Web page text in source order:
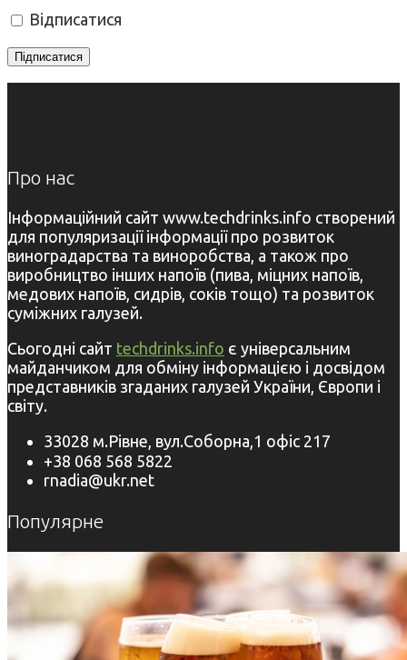
Відписатися
Про нас
Інформаційний сайт www.techdrinks.info створений
для популяризації інформації про розвиток
виноградарства та виноробства, а також про
виробництво інших напоїв (пива, міцних напоїв,
медових напоїв, сидрів, соків тощо) та розвиток
суміжних галузей.
Сьогодні сайт techdrinks.info є універсальним
майданчиком для обміну інформацією і досвідом
представників згаданих галузей України, Європи і
світу.
33028 м.Рівне, вул.Соборна,1 офіс 217
+38 068 568 5822
rnadia@ukr.net
Популярне